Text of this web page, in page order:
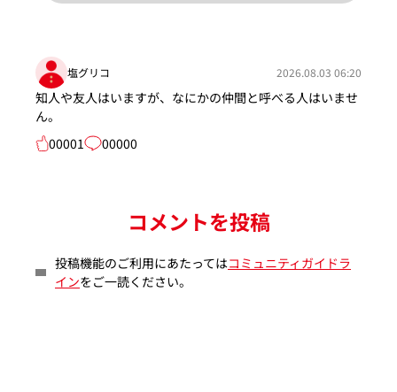
塩グリコ 2026.08.03 06:20
知人や友人はいますが、なにかの仲間と呼べる人はいませ
ん。
00001
00000
コメントを投稿
投稿機能のご利用にあたってはコミュニティガイドラ
インをご一読ください。